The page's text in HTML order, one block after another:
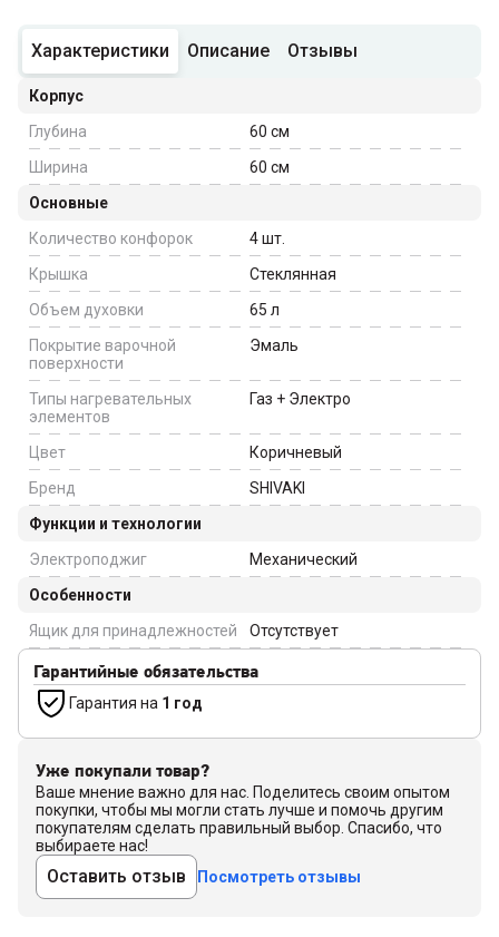
Характеристики Описание Отзывы
Корпус
Глубина
60 см
Ширина
60 см
Основные
Количество конфорок
4шт.
Крышка
Стеклянная
Объем духовки
65 л
Покрытие варочной
поверхности
Эмаль
Типы нагревательных
элементов
Газ + Электро
Цвет
Коричневый
Бренд
SHIVAKI
Функции и технологии
Электроподжиг
Механический
Особенности
Ящик для принадлежностей
Отсутствует
Гарантийные обязательства
Гарантия на 1 год
Уже покупали товар?
Ваше мнение важно для нас. Поделитесь своим опытом
покупки, чтобы мы могли стать лучше и помочь другим
покупателям сделать правильный выбор. Спасибо, что
выбираете нас!
Оставить отзыв Посмотреть отзывы